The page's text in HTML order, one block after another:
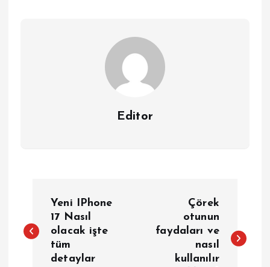
Editor
a
Yeni IPhone
17 Nasıl
olacak işte
tüm
detaylar
Çörek
otunun
faydaları ve
nasıl
kullanılır